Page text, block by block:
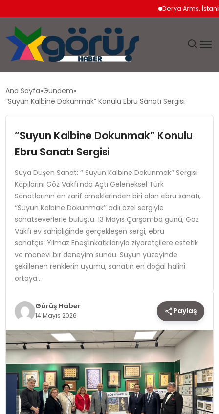
Derya Arms,
GÜNDEM
SAĞLIK
SPOR
TEKNOLOJI
YAŞAM
Ana Sayfa Gündem
”Suyun Kalbine Dokunmak” Konulu Ebru Sanatı Sergisi
”Suyun Kalbine Dokunmak” Konulu
Ebru Sanatı Sergisi
Suya Düşen Sanat: ‘’ Suyun Kalbine Dokunmak’’ Sergisi
Kapılarını Göz Vakfı’nda Açtı Geleneksel Türk
Sanatlarının en zarif örneklerinden biri olan ebru sanatı,
‘’Suyun Kalbine Dokunmak’’ adlı özel sergiyle
sanatseverlerle buluştu. 13 Mayıs Çarşamba günü, Göz
Vakfı ev sahipliğinde gerçekleşen sergi, ebru
sanatçısı Yılmaz Eneş’inkatkılarıyla ziyaretçilere estetik
ve manevi bir deneyim sundu. Suyun yüzeyinde
şekillenen renklerin uyumu, sanatın en doğal halini
ortaya…
Görüş Haber
14 Mayıs 2026 Paylaş